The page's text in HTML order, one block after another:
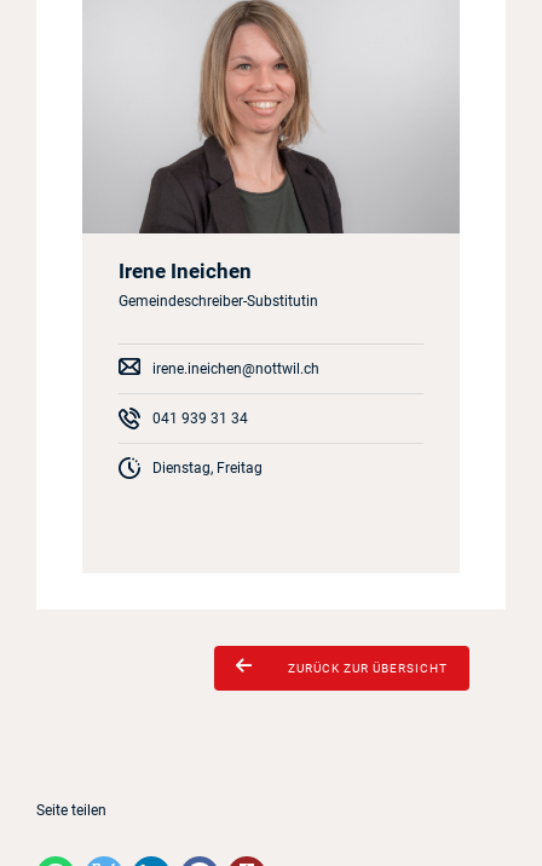
Irene Ineichen
Gemeindeschreiber-Substitutin
irene.ineichen@nottwil.ch
041 939 31 34
Dienstag, Freitag
ZURÜCK ZUR ÜBERSICHT
Seite teilen